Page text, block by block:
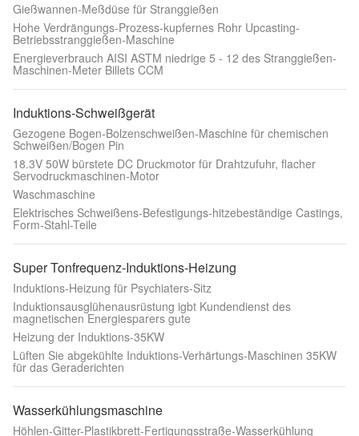
Gießwannen-Meßdüse für Stranggießen
Hohe Verdrängungs-Prozess-kupfernes Rohr Upcasting-
Betriebsstranggießen-Maschine
Energieverbrauch AISI ASTM niedrige 5 - 12 des Stranggießen-
Maschinen-Meter Billets CCM
Induktions-Schweißgerät
Gezogene Bogen-Bolzenschweißen-Maschine für chemischen
Schweißen/Bogen Pin
18.3V 50W bürstete DC Druckmotor für Drahtzufuhr, flacher
Servodruckmaschinen-Motor
Waschmaschine
Elektrisches Schweißens-Befestigungs-hitzebeständige Castings,
Form-Stahl-Teile
Super Tonfrequenz-Induktions-Heizung
Induktions-Heizung für Psychiaters-Sitz
Induktionsausglühenausrüstung igbt Kundendienst des
magnetischen Energiesparers gute
Heizung der Induktions-35KW
Lüften Sie abgekühlte Induktions-Verhärtungs-Maschinen 35KW
für das Geraderichten
Wasserkühlungsmaschine
Höhlen-Gitter-Plastikbrett-Fertigungsstraße-Wasserkühlung